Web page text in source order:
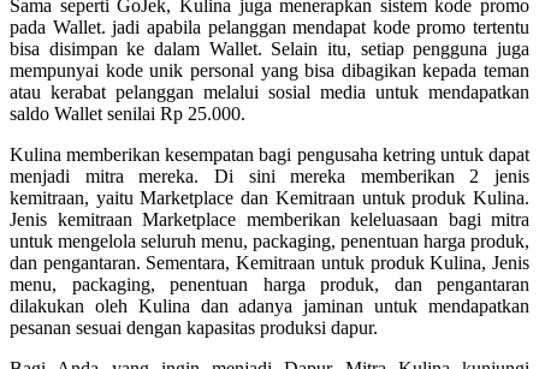
Sama seperti GoJek, Kulina juga menerapkan sistem kode promo
pada Wallet. jadi apabila pelanggan mendapat kode promo tertentu
bisa disimpan ke dalam Wallet. Selain itu, setiap pengguna juga
mempunyai kode unik personal yang bisa dibagikan kepada teman
atau kerabat pelanggan melalui sosial media untuk mendapatkan
saldo Wallet senilai Rp 25.000.
Kulina memberikan kesempatan bagi pengusaha ketring untuk dapat
menjadi mitra mereka. Di sini mereka memberikan 2 jenis
kemitraan, yaitu Marketplace dan Kemitraan untuk produk Kulina.
Jenis kemitraan Marketplace memberikan keleluasaan bagi mitra
untuk mengelola seluruh menu, packaging, penentuan harga produk,
dan pengantaran. Sementara, Kemitraan untuk produk Kulina, Jenis
menu, packaging, penentuan harga produk, dan pengantaran
dilakukan oleh Kulina dan adanya jaminan untuk mendapatkan
pesanan sesuai dengan kapasitas produksi dapur.